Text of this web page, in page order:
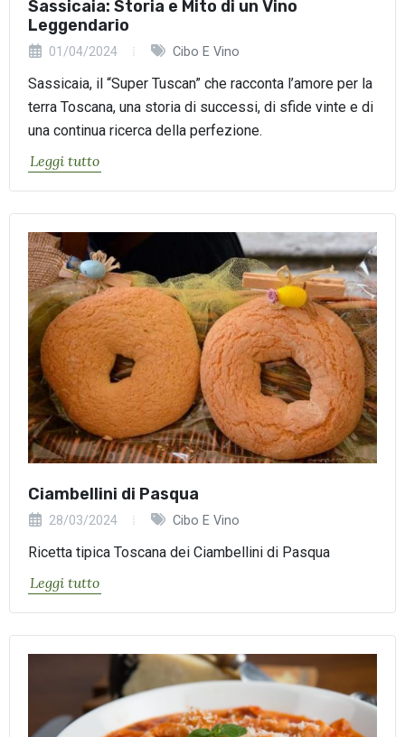
Sassicaia: Storia e Mito di un Vino
Leggendario
01/04/2024 Cibo E Vino
Sassicaia, il “Super Tuscan” che racconta l’amore per la
terra Toscana, una storia di successi, di sfide vinte e di
una continua ricerca della perfezione.
Leggi tutto
Ciambellini di Pasqua
28/03/2024 Cibo E Vino
Ricetta tipica Toscana dei Ciambellini di Pasqua
Leggi tutto